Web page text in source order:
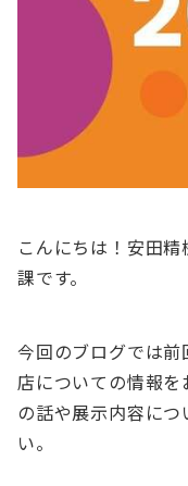
こんにちは！安田
課です。
今回のブログでは
店についての情報を
の話や展示内容に
い。